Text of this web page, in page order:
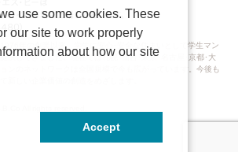
1976年の創業以来、学生に安心･安全な住まいとして学生マン
供してきました。現在では札幌･仙台･東京･名古屋･京都･大
ンのネットワークは全国規模で今も広がっています。今後も
use some cookies. These
our site to work properly
about how our site
Accept